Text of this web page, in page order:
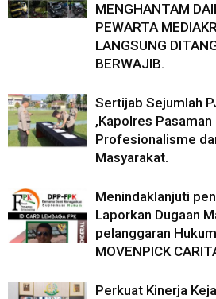
MENGHANTAM
PEWARTA
LANGSUNG
BERWAJIB.
Sertijab Sejumlah
,Kapolres Pasaman
Profesionalisme
Masyarakat.
Menindaklanjuti
Laporkan Dugaan
pelanggaran
MOVENPICK
Perkuat Kinerja